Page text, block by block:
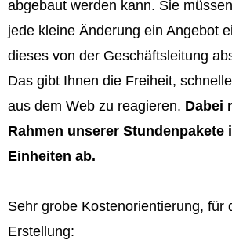
abgebaut werden kann. Sie
jede kleine Änderung ein Angebot
dieses von der Geschäftsleitung
Das gibt Ihnen die Freiheit,
aus dem Web zu reagieren. Dabei
Rahmen unserer Stundenpakete
Einheiten ab.
Sehr grobe Kostenorientierung, für
Erstellung: